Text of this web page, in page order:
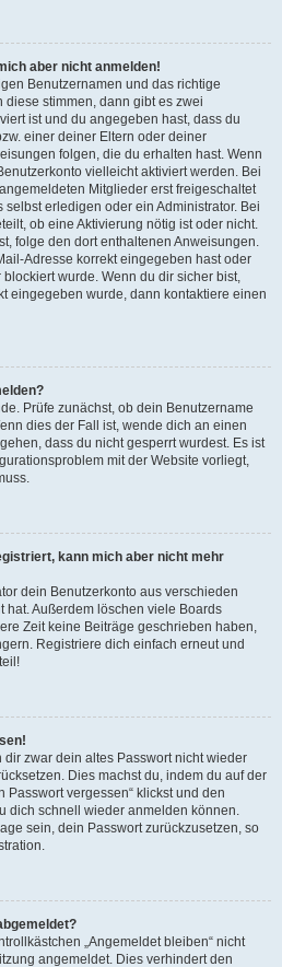
aber nicht anmelden!
Benutzernamen und das richtige
diese stimmen, dann gibt es zwei
ist und du angegeben hast, dass du
einer deiner Eltern oder deiner
folgen, die du erhalten hast. Wenn
vielleicht aktiviert werden. Bei
Mitglieder erst freigeschaltet
erledigen oder ein Administrator. Bei
ob eine Aktivierung nötig ist oder nicht.
folge den dort enthaltenen Anweisungen.
Adresse korrekt eingegeben hast oder
wurde. Wenn du dir sicher bist,
eingegeben wurde, dann kontaktiere einen
Prüfe zunächst, ob dein Benutzername
dies der Fall ist, wende dich an einen
dass du nicht gesperrt wurdest. Es ist
mit der Website vorliegt,
kann mich aber nicht mehr
dein Benutzerkonto aus verschieden
hat. Außerdem löschen viele Boards
Zeit keine Beiträge geschrieben haben,
Registriere dich einfach erneut und
dir zwar dein altes Passwort nicht wieder
Dies machst du, indem du auf der
Passwort vergessen“ klickst und den
dich schnell wieder anmelden können.
sein, dein Passwort zurückzusetzen, so
„Angemeldet bleiben“ nicht
angemeldet. Dies verhindert den